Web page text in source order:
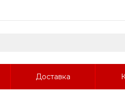
Доставка